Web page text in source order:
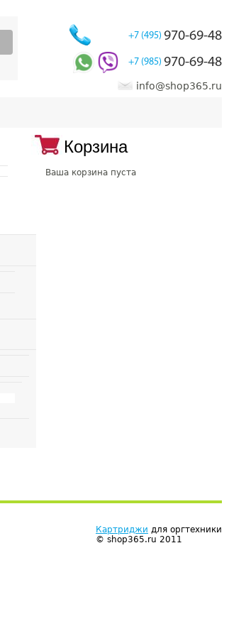
+7 (495) 970-69-48
+7 (985) 970-69-48
info@shop365.ru
Корзина
Ваша корзина пуста
Картриджи для оргтехники
© shop365.ru 2011